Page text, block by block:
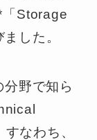
Storage
した。
野で知ら
なわち、